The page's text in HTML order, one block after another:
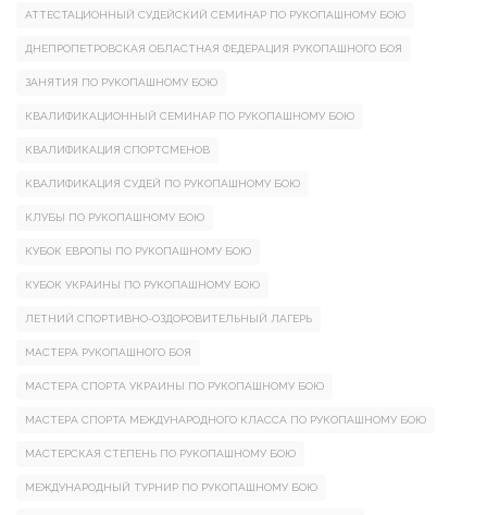
АТТЕСТАЦИОННЫЙ СУДЕЙСКИЙ СЕМИНАР ПО РУКОПАШНОМУ БОЮ
ДНЕПРОПЕТРОВСКАЯ ОБЛАСТНАЯ ФЕДЕРАЦИЯ РУКОПАШНОГО БОЯ
ЗАНЯТИЯ ПО РУКОПАШНОМУ БОЮ
КВАЛИФИКАЦИОННЫЙ СЕМИНАР ПО РУКОПАШНОМУ БОЮ
КВАЛИФИКАЦИЯ СПОРТСМЕНОВ
КВАЛИФИКАЦИЯ СУДЕЙ ПО РУКОПАШНОМУ БОЮ
КЛУБЫ ПО РУКОПАШНОМУ БОЮ
КУБОК ЕВРОПЫ ПО РУКОПАШНОМУ БОЮ
КУБОК УКРАИНЫ ПО РУКОПАШНОМУ БОЮ
ЛЕТНИЙ СПОРТИВНО-ОЗДОРОВИТЕЛЬНЫЙ ЛАГЕРЬ
МАСТЕРА РУКОПАШНОГО БОЯ
МАСТЕРА СПОРТА УКРАИНЫ ПО РУКОПАШНОМУ БОЮ
МАСТЕРА СПОРТА МЕЖДУНАРОДНОГО КЛАССА ПО РУКОПАШНОМУ БОЮ
МАСТЕРСКАЯ СТЕПЕНЬ ПО РУКОПАШНОМУ БОЮ
МЕЖДУНАРОДНЫЙ ТУРНИР ПО РУКОПАШНОМУ БОЮ